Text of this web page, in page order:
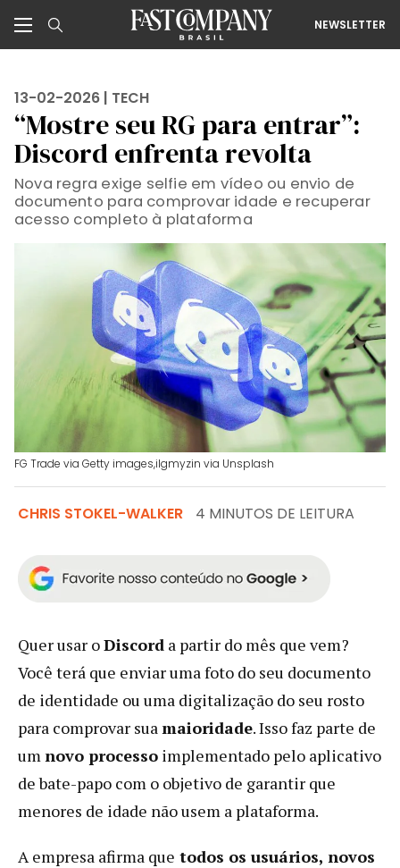
NEWSLETTER
13-02-2026 | TECH
“Mostre seu RG para entrar”:
Discord enfrenta revolta
Nova regra exige selfie em vídeo ou envio de
documento para comprovar idade e recuperar
acesso completo à plataforma
FG Trade via Getty images,ilgmyzin via Unsplash
CHRIS STOKEL-WALKER 4 MINUTOS DE LEITURA
Quer usar oDiscord a partir do mês que vem?
Você terá que enviar uma foto do seu documento
de identidade ou uma digitalização do seu rosto
para comprovar suamaioridade. Isso faz parte de
umnovo processo implementado pelo aplicativo
de bate-papo com o objetivo de garantir que
menores de idade não usem a plataforma.
A empresa afirma que todos os usuários, novos